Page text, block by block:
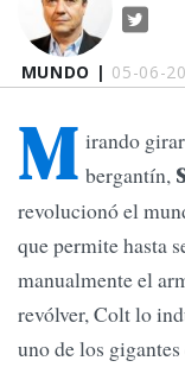
MUNDO | 05-06-
M irando
bergantín,
revolucionó el
que permite hasta
manualmente el
revólver, Colt lo
uno de los